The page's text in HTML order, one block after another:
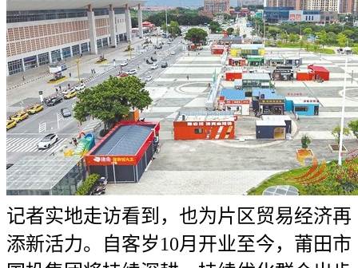
记者实地走访看到，也为片区贸易经济再
添新活力。自客岁10月开业至今，莆田市